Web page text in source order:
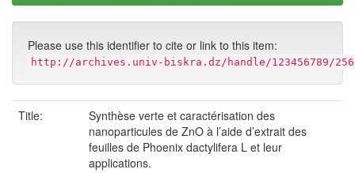
Please use this identifier to cite or link to this item:
http://archives.univ-biskra.dz/handle/123456789/
Title:
Synthèse verte et caractérisation des
nanoparticules de ZnO à l’aide d’extrait des
feuilles de Phoenix dactylifera L et leur
applications.